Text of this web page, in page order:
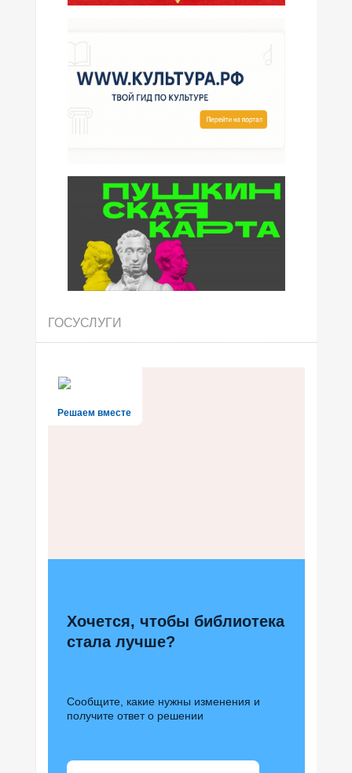
ГОСУСЛУГИ
Решаем вместе
Хочется, чтобы библиотека
стала лучше?
Сообщите, какие нужны изменения и
получите ответ о решении